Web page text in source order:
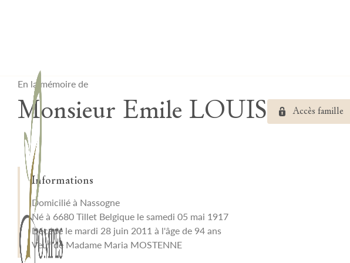
En la mémoire de
Monsieur Emile LOUIS Accès famille
Informations
Domicilié à Nassogne
Né à 6680 Tillet Belgique le samedi 05 mai 1917
Décédé le mardi 28 juin 2011 à l'âge de 94 ans
Veuf de Madame Maria MOSTENNE